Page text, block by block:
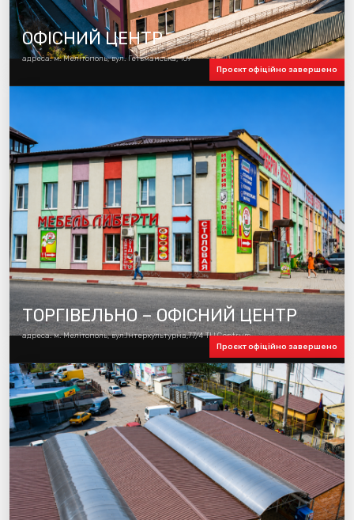
Проєкт офіційно завершено
ОФІСНИЙ ЦЕНТР
адреса: м. Мелітополь, вул. Гетьманська, 109
Проєкт офіційно завершено
ТОРГІВЕЛЬНО – ОФІСНИЙ ЦЕНТР
адреса: м. Мелітополь, вул.Інтеркультурна,77/4 ТЦ Centrum